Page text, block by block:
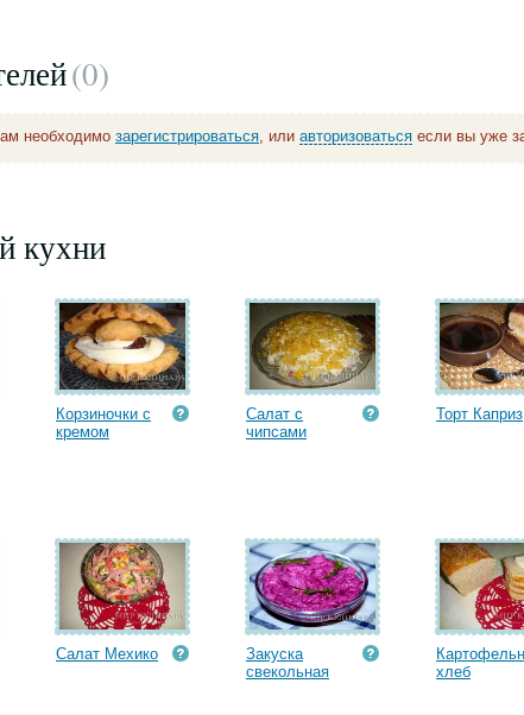
(0)
необходимо зарегистрироваться, или авторизоваться если вы уже
кухни
Корзиночки с
кремом
Салат с
чипсами
Торт Каприз
Салат Мехико
Закуска
свекольная
хлеб